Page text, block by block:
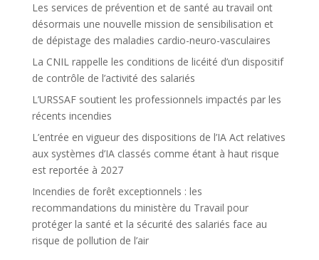
Les services de prévention et de santé au travail ont
désormais une nouvelle mission de sensibilisation et
de dépistage des maladies cardio-neuro-vasculaires
La CNIL rappelle les conditions de licéité d’un dispositif
de contrôle de l’activité des salariés
L’URSSAF soutient les professionnels impactés par les
récents incendies
L’entrée en vigueur des dispositions de l’IA Act relatives
aux systèmes d’IA classés comme étant à haut risque
est reportée à 2027
Incendies de forêt exceptionnels : les
recommandations du ministère du Travail pour
protéger la santé et la sécurité des salariés face au
risque de pollution de l’air